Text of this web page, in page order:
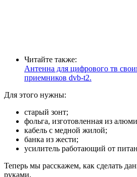
Читайте также:
Антенна для цифрового тв
приемников dvb-t2.
Для этого нужны:
старый зонт;
фольга, изготовленная из
кабель с медной жилой;
банка из жести;
усилитель работающий от
Теперь мы расскажем, как сделать
руками.